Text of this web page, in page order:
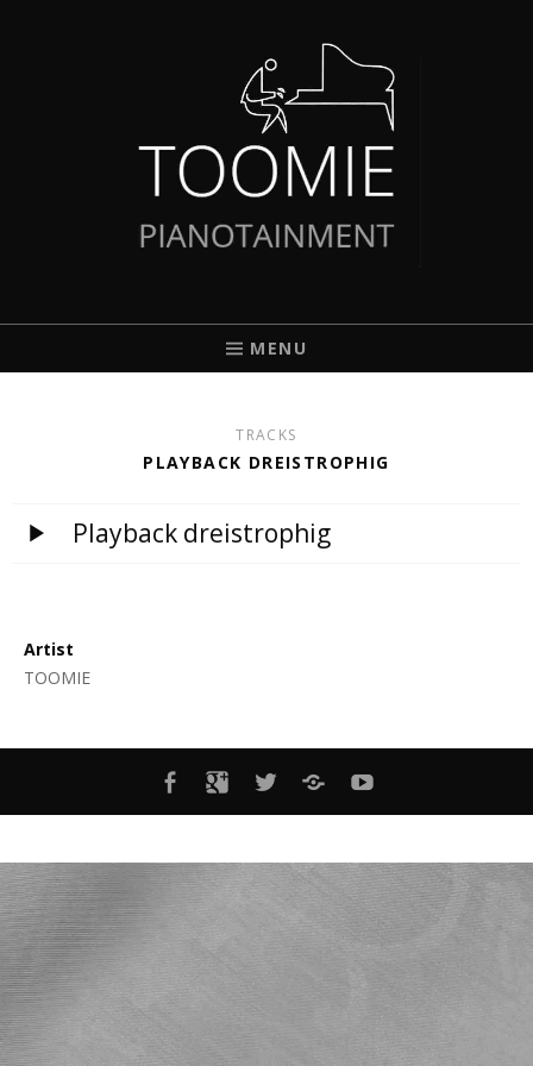
TOOMIE
MENU
TRACKS
PLAYBACK DREISTROPHIG
Playback dreistrophig
Artist
TOOMIE
MENÜELEMENT
MENÜELEMENT
MENÜELEMENT
MENÜELEMENT